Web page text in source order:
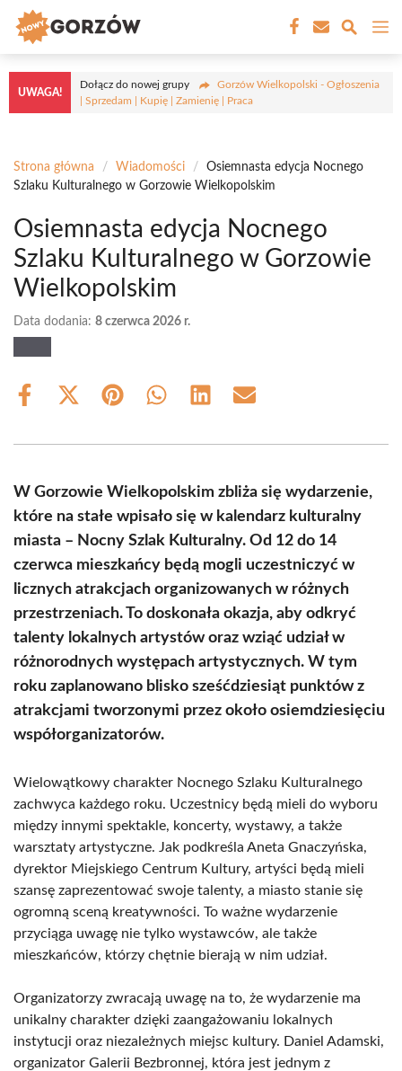
Przejdź
treści
UWAGA!
Dołącz do nowej grupy
Gorzów Wielkopolski - Ogłoszenia
| Sprzedam | Kupię | Zamienię | Praca
Strona główna / Wiadomości /
Osiemnasta edycja Nocnego
Szlaku Kulturalnego w Gorzowie Wielkopolskim
Osiemnasta edycja Nocnego
Szlaku Kulturalnego w Gorzowie
Wielkopolskim
Data dodania: 8 czerwca 2026 r.
Share
Share
(Twitter)
Share Share Share Share
W Gorzowie Wielkopolskim zbliża się wydarzenie,
które na stałe wpisało się w kalendarz kulturalny
miasta – Nocny Szlak Kulturalny. Od 12 do 14
czerwca mieszkańcy będą mogli uczestniczyć w
licznych atrakcjach organizowanych w różnych
przestrzeniach. To doskonała okazja, aby odkryć
talenty lokalnych artystów oraz wziąć udział w
różnorodnych występach artystycznych. W tym
roku zaplanowano blisko sześćdziesiąt punktów z
atrakcjami tworzonymi przez około osiemdziesięciu
współorganizatorów.
Wielowątkowy charakter Nocnego Szlaku Kulturalnego
zachwyca każdego roku. Uczestnicy będą mieli do wyboru
między innymi spektakle, koncerty, wystawy, a także
warsztaty artystyczne. Jak podkreśla Aneta Gnaczyńska,
dyrektor Miejskiego Centrum Kultury, artyści będą mieli
szansę zaprezentować swoje talenty, a miasto stanie się
ogromną sceną kreatywności. To ważne wydarzenie
przyciąga uwagę nie tylko wystawców, ale także
mieszkańców, którzy chętnie bierają w nim udział.
Organizatorzy zwracają uwagę na to, że wydarzenie ma
unikalny charakter dzięki zaangażowaniu lokalnych
instytucji oraz niezależnych miejsc kultury. Daniel Adamski,
organizator Galerii Bezbronnej, która jest jednym z